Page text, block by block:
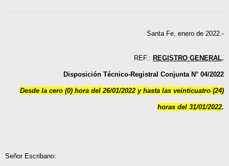
Santa Fe, enero de 2022.-
REF.: REGISTRO GENERAL.
Disposición Técnico-Registral Conjunta N° 04/2022
Desde la cero (0) hora del 26/01/2022 y hasta las veinticuatro (24)
horas del 31/01/2022.
Señor Escribano: